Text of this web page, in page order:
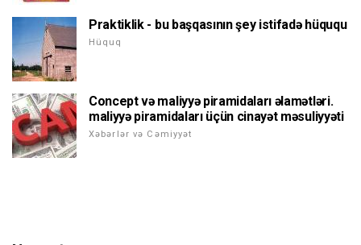
Praktiklik - bu başqasının şey istifadə hüququ
Hüquq
Concept və maliyyə piramidaları əlamətləri.
maliyyə piramidaları üçün cinayət məsuliyyəti
Xəbərlər və Cəmiyyət